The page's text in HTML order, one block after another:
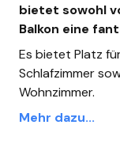
bietet sowohl
Balkon eine
Es bietet Platz
Schlafzimmer
Wohnzimmer.
Mehr dazu...